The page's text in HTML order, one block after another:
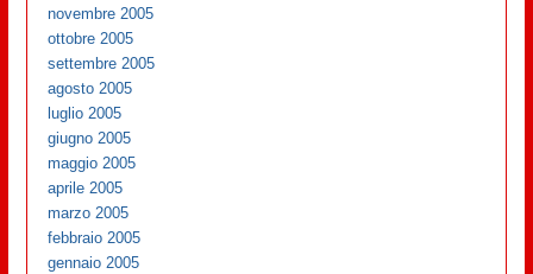
novembre 2005
ottobre 2005
settembre 2005
agosto 2005
luglio 2005
giugno 2005
maggio 2005
aprile 2005
marzo 2005
febbraio 2005
gennaio 2005